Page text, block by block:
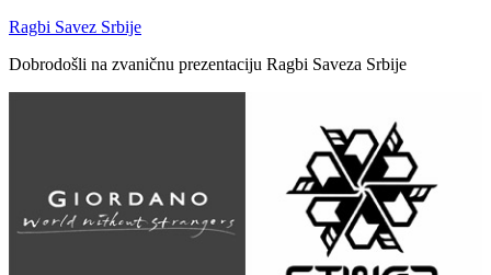
Ragbi Savez Srbije
Dobrodošli na zvaničnu prezentaciju Ragbi Saveza Srbije